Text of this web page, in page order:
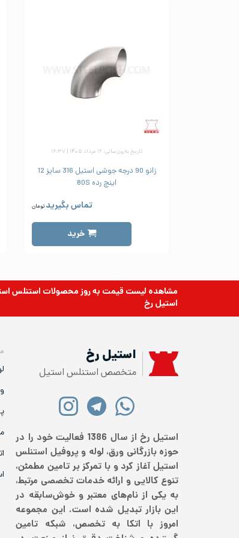
تاریخ به‌روزرسانی: ۱۲ مرداد ۱۴۰۵ | ۱۶:۳۷
زانو 90 درجه جوشی استیل 316 سایز 12
اینچ رده 80S
تماس بگیرید تومان
خرید
مشاهده لیست قیمت به روزمحصولات استنلس
استیل رخ
استیل رخ
متخصص استنلس استیل
استیل رخ از سال 1386 فعالیت خود را در
حوزه بازرگانی ورق، لوله و پروفیل استنلس
استیل آغاز کرد و با تمرکز بر تامین مطمئن،
تنوع کالایی و ارائه خدمات تخصصی مرتبط،
به یکی از نام‌های معتبر و خوش‌سابقه در
این بازار تبدیل شده است. این مجموعه
امروز با اتکا به تخصص، شبکه تامین